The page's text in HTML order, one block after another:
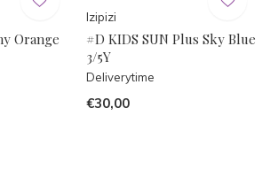
Orange
Izipizi
#D KIDS SUN Plus Sky Blue
3/5Y
Deliverytime
€30,00